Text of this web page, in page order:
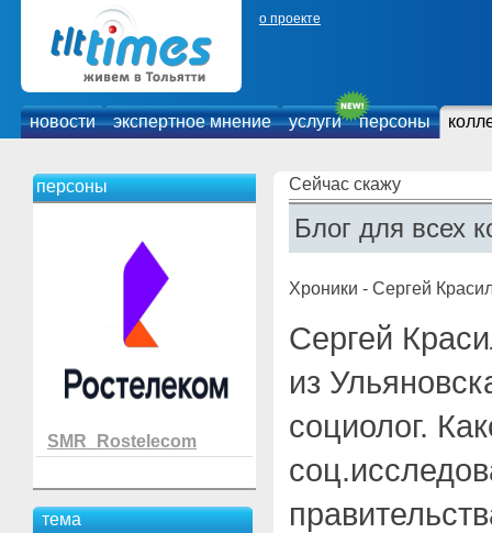
о проекте
новости экспертное мнение услуги персоны
персоны
SMR_Rostelecom
тема
Сейчас скажу
Блог для всех
Хроники - Сергей
Сергей
из
социолог.